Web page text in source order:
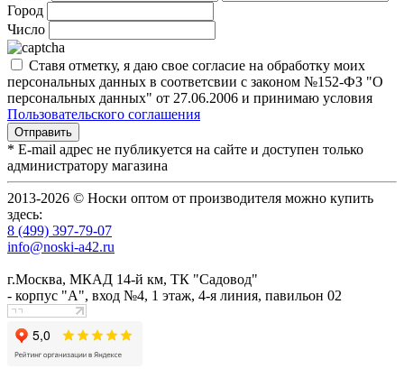
Город
Число
Ставя отметку, я даю свое согласие на обработку моих
персональных данных в соответсвии с законом №152-ФЗ "О
персональных данных" от 27.06.2006 и принимаю условия
Пользовательского соглашения
* E-mail адрес не публикуется на сайте и доступен только
администратору магазина
2013-2026 © Носки оптом от производителя можно купить
здесь:
8 (499) 397-79-07
info@noski-a42.ru
г.Москва, МКАД 14-й км, ТК "Садовод"
- корпус "А", вход №4, 1 этаж, 4-я линия, павильон 02